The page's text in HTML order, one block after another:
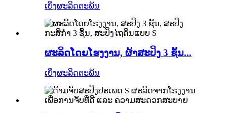
ເບິ່ງຜະລິດຕະພັນ
ຜະລິດໂດຍໂຮງງານ, ຜ້າສະປິງ 3 ຊັ້ນ...
ເບິ່ງຜະລິດຕະພັນ